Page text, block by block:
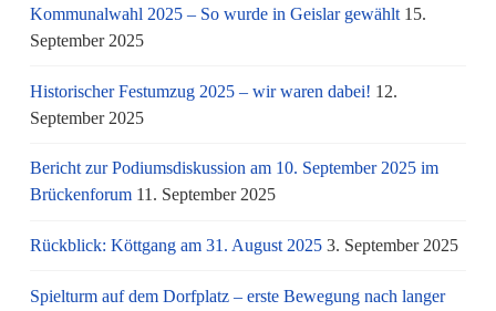
Kommunalwahl 2025 – So wurde in Geislar gewählt 15.
September 2025
Historischer Festumzug 2025 – wir waren dabei! 12.
September 2025
Bericht zur Podiumsdiskussion am 10. September 2025 im
Brückenforum 11. September 2025
Rückblick: Köttgang am 31. August 2025 3. September 2025
Spielturm auf dem Dorfplatz – erste Bewegung nach langer